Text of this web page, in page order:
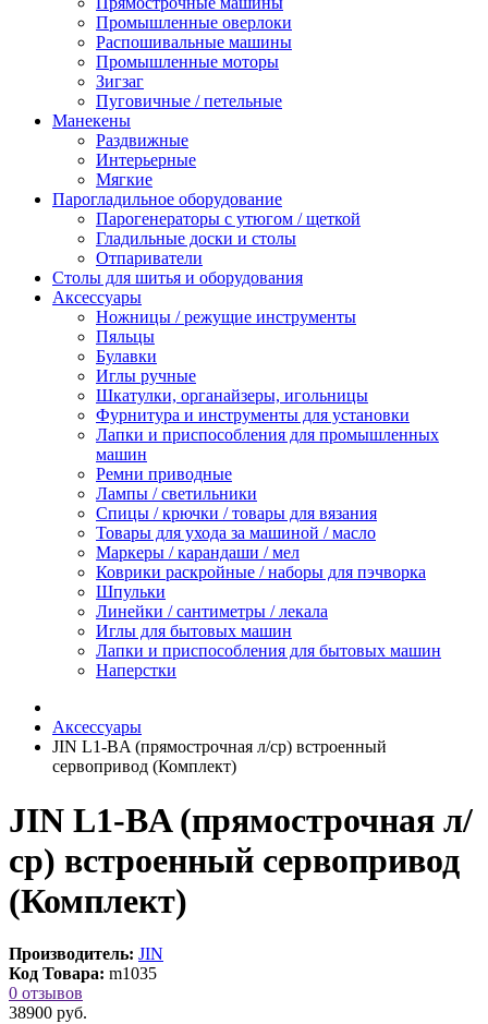
Промышленные оверлоки
Распошивальные машины
Промышленные моторы
Зигзаг
Пуговичные / петельные
Манекены
Раздвижные
Интерьерные
Мягкие
Парогладильное оборудование
Парогенераторы с утюгом / щеткой
Гладильные доски и столы
Отпариватели
Столы для шитья и оборудования
Аксессуары
Ножницы / режущие инструменты
Пяльцы
Булавки
Иглы ручные
Шкатулки, органайзеры, игольницы
Фурнитура и инструменты для установки
Лапки и приспособления для промышленных
машин
Ремни приводные
Лампы / светильники
Спицы / крючки / товары для вязания
Товары для ухода за машиной / масло
Маркеры / карандаши / мел
Коврики раскройные / наборы для пэчворка
Шпульки
Линейки / сантиметры / лекала
Иглы для бытовых машин
Лапки и приспособления для бытовых машин
Наперстки
Аксессуары
JIN L1-BA (прямострочная л/ср) встроенный
сервопривод (Комплект)
JIN L1-BA (прямострочная л/
ср) встроенный сервопривод
(Комплект)
Производитель: JIN
Код Товара: m1035
0 отзывов
38900 руб.